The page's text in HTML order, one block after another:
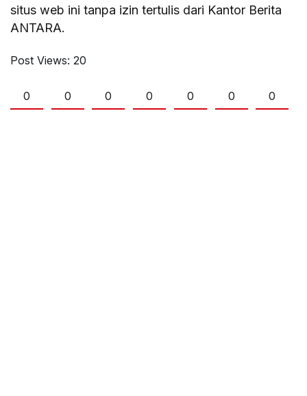
situs web ini tanpa izin tertulis dari Kantor Berita
ANTARA.
Post Views: 20
0 0 0 0 0 0 0